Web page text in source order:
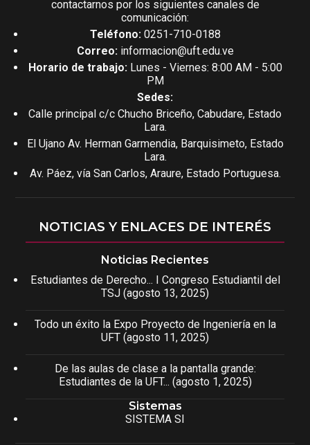
contactarnos por los siguientes canales de
comunicación:
Teléfono:0251-710-0188
Correo:informacion@uft.edu.ve
Horario de trabajo:Lunes - Viernes: 8:00 AM - 5:00
PM
Sedes:
Calle principal c/c Chucho Briceño, Cabudare, Estado
Lara.
El Ujano Av. Herman Garmendia, Barquisimeto, Estado
Lara.
Av. Páez, vía San Carlos, Araure, Estado Portuguesa.
NOTICIAS Y ENLACES DE INTERÉS
Noticias Recientes
Estudiantes de Derecho... I Congreso Estudiantil del
TSJ (agosto 13, 2025)
Todo un éxito la Expo Proyecto de Ingeniería en la
UFT (agosto 11, 2025)
De las aulas de clase a la pantalla grande:
Estudiantes de la UFT... (agosto 1, 2025)
Sistemas
SISTEMA SI